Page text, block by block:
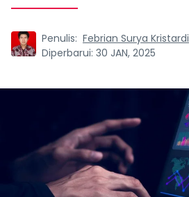
Penulis: Febrian Surya Kristardi
Diperbarui: 30 JAN, 2025